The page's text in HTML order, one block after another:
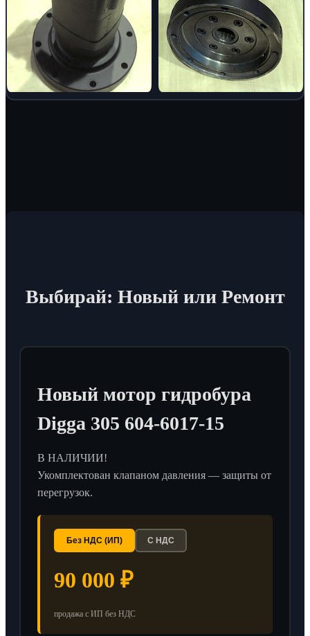
Выбирай: Новый или Ремонт
Новый мотор гидробура
Digga 305 604-6017-15
В НАЛИЧИИ!
Укомплектован клапаном давления — защиты от
перегрузок.
Без НДС (ИП) С НДС
90 000 ₽
продажа с ИП без НДС